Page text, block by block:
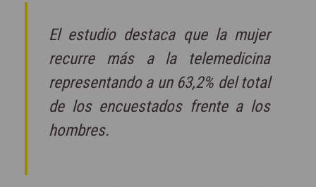
El estudio destaca que la mujer
recurre más a la telemedicina
representando a un 63,2% del total
de los encuestados frente a los
hombres.